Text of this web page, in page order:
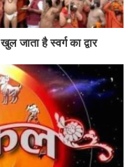
है स्वर्ग का द्वार